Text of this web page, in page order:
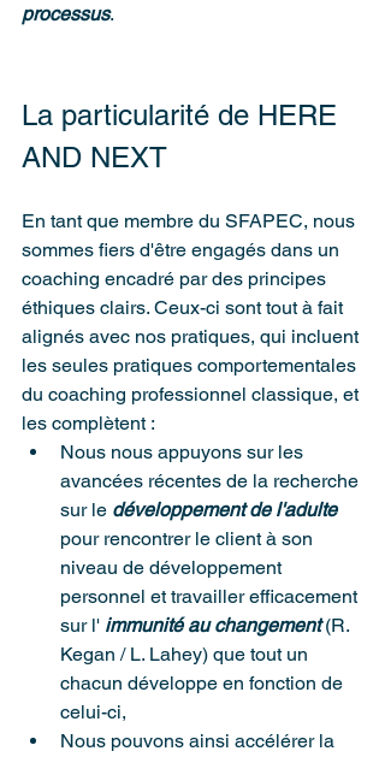
processus.
La particularité de HERE
AND NEXT
En tant que membre du SFAPEC, nous
sommes fiers d'être engagés dans un
coaching encadré par des principes
éthiques clairs. Ceux-ci sont tout à fait
alignés avec nos pratiques, qui incluent
les seules pratiques comportementales
du coaching professionnel classique, et
les complètent :
Nous nous appuyons sur les
avancées récentes de la recherche
sur le développement de l'adulte
pour rencontrer le client à son
niveau de développement
personnel et travailler efficacement
sur l' immunité au changement (R.
Kegan / L. Lahey) que tout un
chacun développe en fonction de
celui-ci,
Nous pouvons ainsi accélérer la